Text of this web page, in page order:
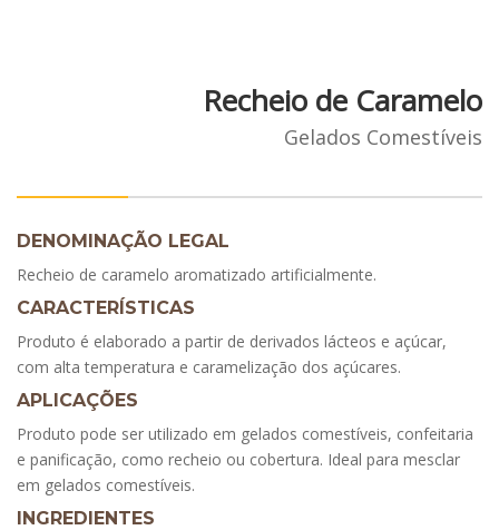
Recheio de Caramelo
Gelados Comestíveis
DENOMINAÇÃO LEGAL
Recheio de caramelo aromatizado artificialmente.
CARACTERÍSTICAS
Produto é elaborado a partir de derivados lácteos e açúcar,
com alta temperatura e caramelização dos açúcares.
APLICAÇÕES
Produto pode ser utilizado em gelados comestíveis, confeitaria
e panificação, como recheio ou cobertura. Ideal para mesclar
em gelados comestíveis.
INGREDIENTES